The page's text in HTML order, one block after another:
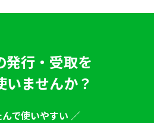
発行・受取を
いませんか？
で使いやすい ／